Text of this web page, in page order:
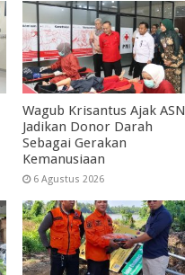
Wagub Krisantus Ajak ASN
Jadikan Donor Darah
Sebagai Gerakan
Kemanusiaan
6 Agustus 2026